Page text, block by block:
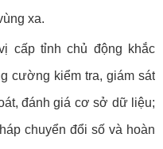
xa.
cấp tỉnh chủ động khắc
cường kiểm tra, giám sát
đánh giá cơ sở dữ liệu;
chuyển đổi số và hoàn